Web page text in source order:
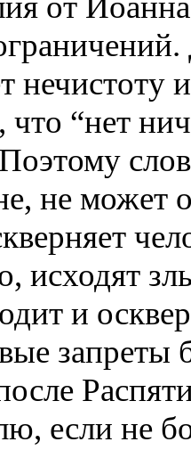
нечистоту
что “нет
не может
исходят
и
запреты
если не